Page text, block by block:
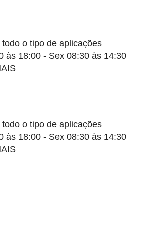
o tipo de aplicações
às 18:00 - Sex 08:30 às 14:30
o tipo de aplicações
às 18:00 - Sex 08:30 às 14:30